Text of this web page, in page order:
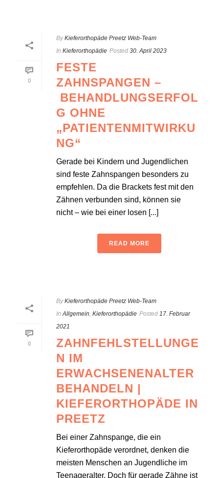
0
By Kieferorthopäde Preetz Web-Team
In Kieferorthopädie Posted 30. April 2023
FESTE
ZAHNSPANGEN –
BEHANDLUNGSERFOL
G OHNE
„PATIENTENMITWIRKU
NG“
Gerade bei Kindern und Jugendlichen
sind feste Zahnspangen besonders zu
empfehlen. Da die Brackets fest mit den
Zähnen verbunden sind, können sie
nicht – wie bei einer losen [...]
READ MORE
0
By Kieferorthopäde Preetz Web-Team
In Allgemein, Kieferorthopädie Posted 17. Februar
2021
ZAHNFEHLSTELLUNGE
N IM
ERWACHSENENALTER
BEHANDELN |
KIEFERORTHOPÄDE IN
PREETZ
Bei einer Zahnspange, die ein
Kieferorthopäde verordnet, denken die
meisten Menschen an Jugendliche im
Teenageralter. Doch für gerade Zähne ist